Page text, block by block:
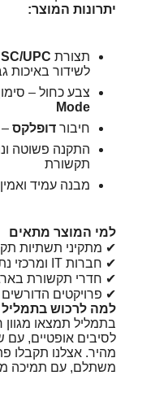
יתרונות המוצר:
תצורת SC/UPC
לשידור באיכות
צבע כחול –
Mode
חיבור דופלקס –
התקנה פשוטה
תקשורת
מבנה עמיד
למי המוצר מתאים
✔ מתקיני תשתיות
✔ חברות IT ומרכזי נתונים (Data Centers)
✔ חדרי תקשורת
✔ פרויקטים הדורשים
למה לרכוש בתמליל
בתמליל תמצאו
לסיבים אופטיים, עם
מהיר. אצלנו תקבלו
משתלם, עם תמיכה